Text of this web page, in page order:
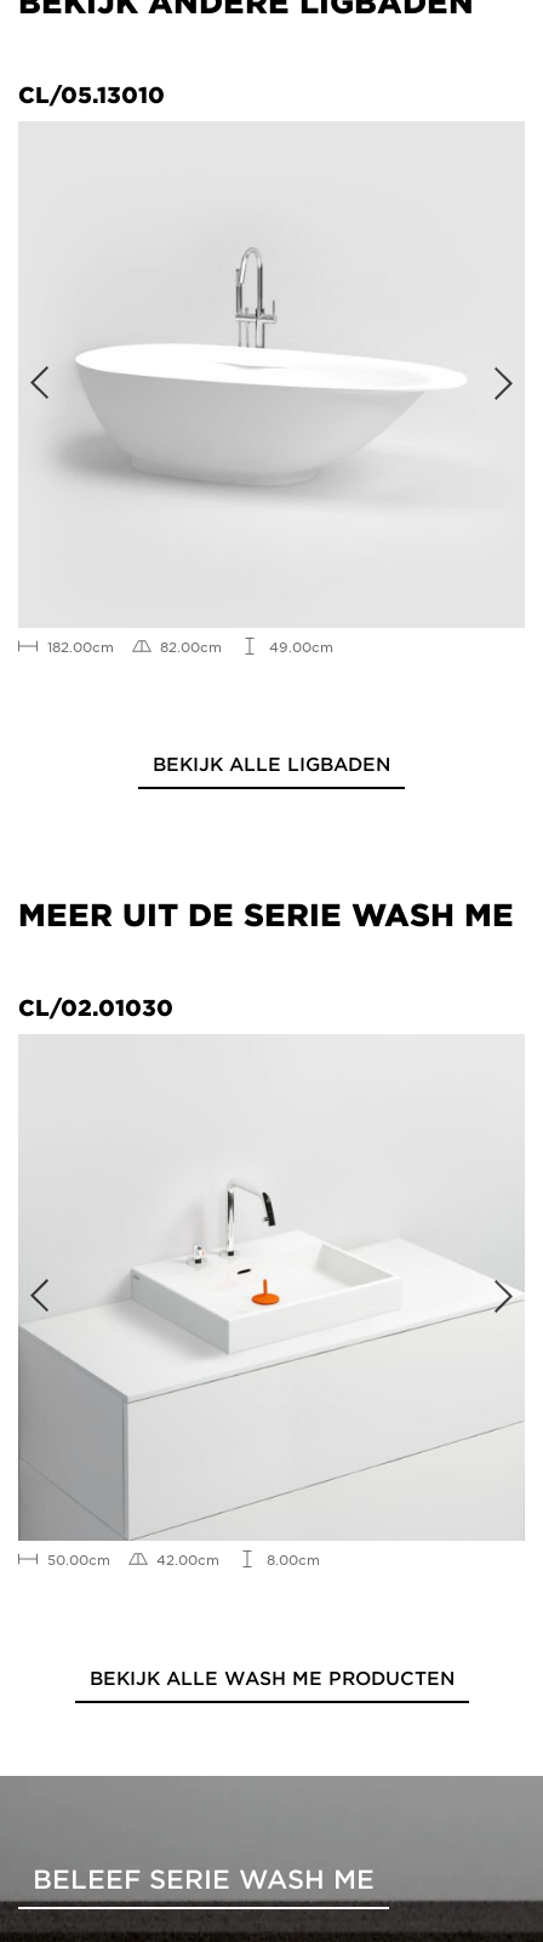
CL/05.13010
182.00cm 82.00cm 49.00cm
BEKIJK ALLE LIGBADEN
MEER UIT DE SERIE WASH ME
CL/02.01030
50.00cm 42.00cm 8.00cm
BEKIJK ALLE WASH ME PRODUCTEN
BELEEF SERIE WASH ME